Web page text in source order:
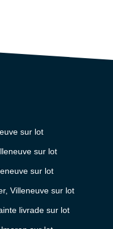
sur lot
sur lot
sur lot
Villeneuve sur lot
livrade sur lot